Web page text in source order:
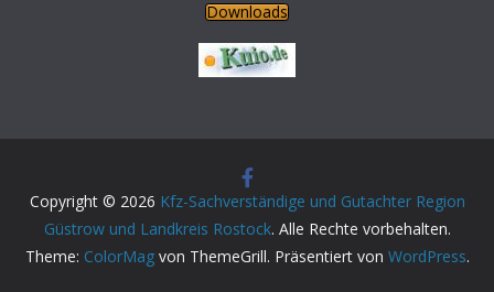
Downloads
Copyright © 2026 Kfz-Sachverständige und Gutachter Region
Güstrow und Landkreis Rostock. Alle Rechte vorbehalten.
Theme: ColorMagvon ThemeGrill. Präsentiert von WordPress.